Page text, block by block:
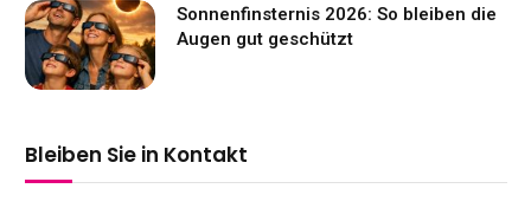
Sonnenfinsternis 2026: So bleiben die
Augen gut geschützt
Bleiben Sie in Kontakt